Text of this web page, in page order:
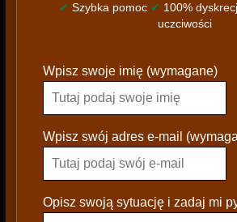
✔ Szybka pomoc ✔ 100%
uczciwości
l
a
s
e
a
Wpisz swoje imię (wymagane)
Wpisz swój adres e-mail
Opisz swoją sytuację i zadaj mi